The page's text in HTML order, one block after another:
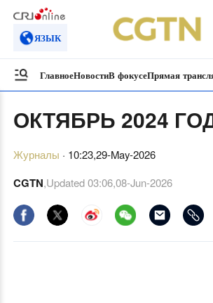
ЯЗЫК
ГлавноеНовостиВ фокусеПрямая
ОКТЯБРЬ 2024
Журналы · 10:23,29-May-2026
CGTN,Updated03:06,08-Jun-2026